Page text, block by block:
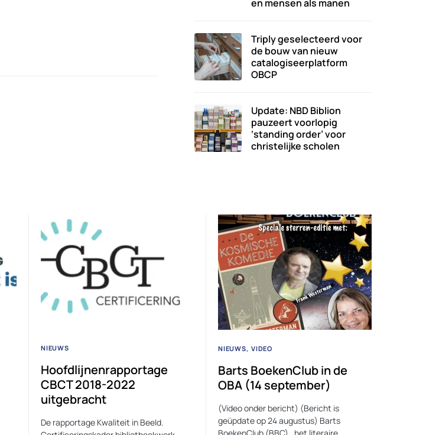
en mensen als manen
Triply geselecteerd voor
de bouw van nieuw
catalogiseerplatform
OBCP
Update: NBD Biblion
pauzeert voorlopig
‘standing order’ voor
christelijke scholen
NIEUWS
Hoofdlijnenrapportage
CBCT 2018-2022
uitgebracht
De rapportage Kwaliteit in Beeld.
NIEUWS VIDEO
Barts BoekenClub in de
OBA (14 september)
(Video onder bericht) (Bericht is
geüpdate op 24 augustus) Barts